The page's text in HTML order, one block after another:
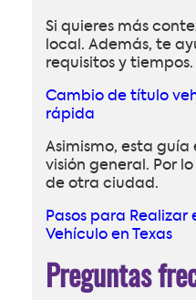
Si quieres más
local. Además, te
requisitos y tiempos.
Cambio de título
rápida
Asimismo, esta
visión general. Por
de otra ciudad.
Pasos para
Vehículo en Texas
Preguntas